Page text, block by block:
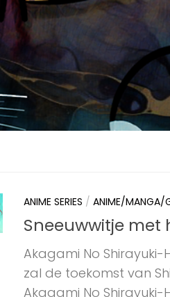
ANIME SERIES / ANIME/MANGA/
Sneeuwwitje met
Akagami No
zal de toekomst van
Akagami No Shirayuki-